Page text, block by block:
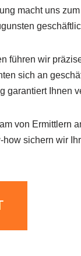
macht uns
führen wir
sich an
garantiert Ihnen
von Ermittlern
how sichern wir